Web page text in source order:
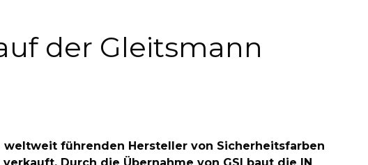
der Gleitsmann
weltweit führenden Hersteller von Sicherheitsfarben